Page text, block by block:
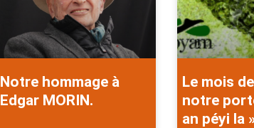
Notre hommage à
Edgar MORIN.
Le mois
notre
an péyi la